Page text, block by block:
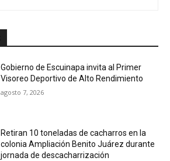
Gobierno de Escuinapa invita al Primer
Visoreo Deportivo de Alto Rendimiento
agosto 7, 2026
Retiran 10 toneladas de cacharros en la
colonia Ampliación Benito Juárez durante
jornada de descacharrización